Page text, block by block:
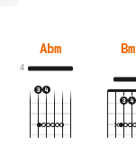
Abm
4
Bm